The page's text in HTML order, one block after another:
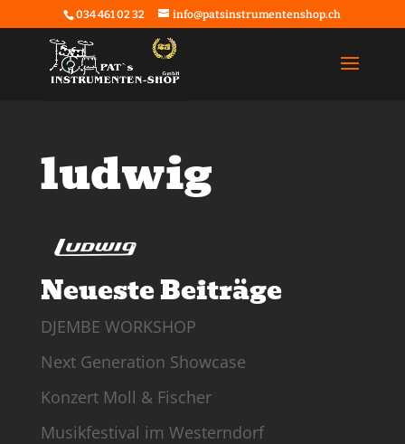
034 461 02 32 info@patsinstrumentenshop.ch
ludwig
Neueste Beiträge
DJEMBE WORKSHOP
Next Generation Showcase
Konzert Moll & Fischer
Musikfestival im Westerndorf